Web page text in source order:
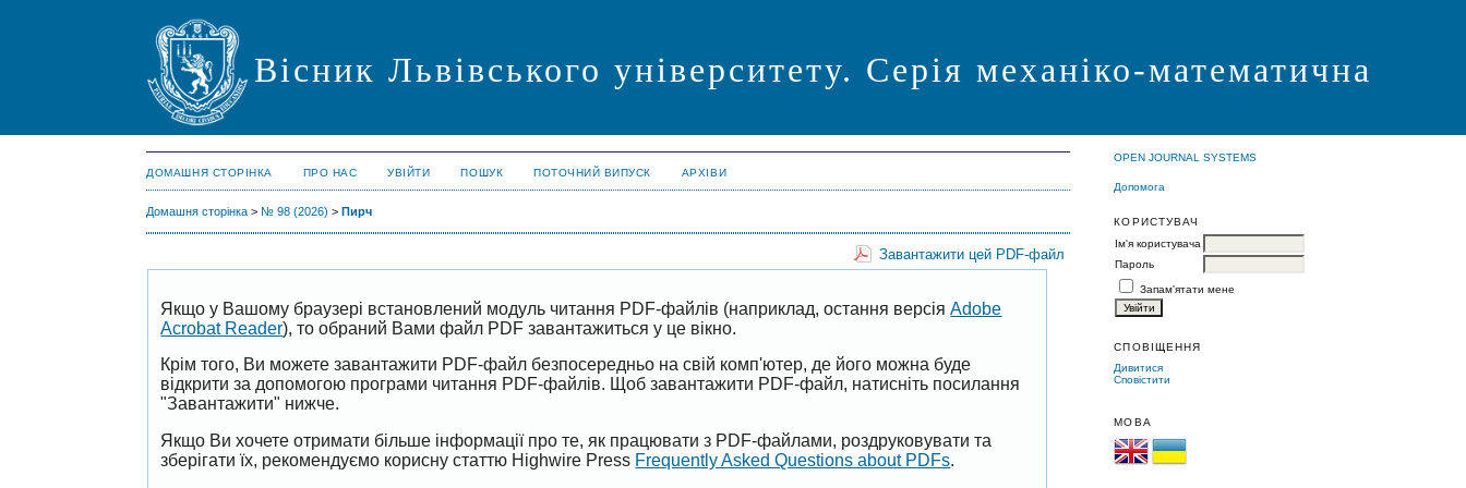
Вісник Львівського університету. Серія механіко-математична
OPEN JOURNAL SYSTEMS
Допомога
КОРИСТУВАЧ
Ім'я користувача
Пароль
Запам'ятати мене
СПОВІЩЕННЯ
Дивитися
Сповістити
МОВА
ДОМАШНЯ СТОРІНКА ПРО НАС УВІЙТИ ПОШУК ПОТОЧНИЙ ВИПУСК АРХІВИ
Домашня сторінка > № 98 (2026) >Пирч
Завантажити цей PDF-файл
Якщо у Вашому браузері встановлений модуль читання PDF-файлів (наприклад, остання версіяAdobe
Acrobat Reader), то обраний Вами файл PDF завантажиться у це вікно.
Крім того, Ви можете завантажити PDF-файл безпосередньо на свій комп'ютер, де його можна буде
відкрити за допомогою програми читання PDF-файлів. Щоб завантажити PDF-файл, натисніть посилання
"Завантажити" нижче.
Якщо Ви хочете отримати більше інформації про те, як працювати з PDF-файлами, роздруковувати та
зберігати їх, рекомендуємо корисну статтю Highwire Press Frequently Asked Questions about PDFs.